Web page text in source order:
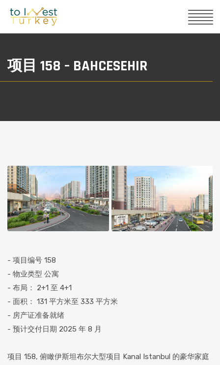
项目 158 – BAHCESEHIR
- 项目编号 158
- 物业类型 公寓
- 布局： 2+1 至 4+1
- 面积： 131 平方米至 333 平方米
- 房产证准备就绪
- 预计交付日期 2025 年 8 月
项目 158, 俯瞰伊斯坦布尔大型项目 Kanal Istanbul 的豪华家庭